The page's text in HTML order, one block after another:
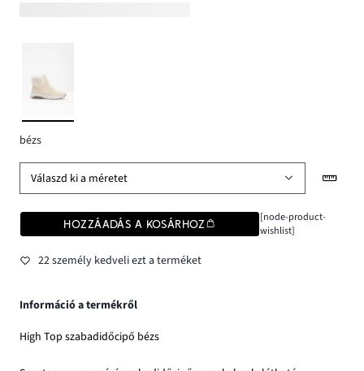
bézs
Válaszd ki a méretet
HOZZÁADÁS A KOSÁRHOZ
[node-product-
wishlist]
22 személy kedveli ezt a terméket
Információ a termékről
High Top szabadidőcipő bézs